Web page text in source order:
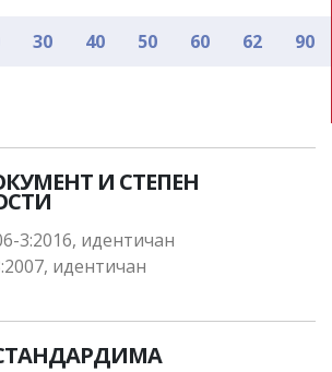
30 40 50 60 62 90
И СТЕПЕН
3:2016, идентичан
идентичан
СТАНДАРДИМА